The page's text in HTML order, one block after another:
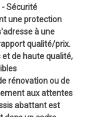
- Sécurité
une protection
à une
qualité/prix.
et de haute qualité,
rénovation ou de
aux attentes
abattant est